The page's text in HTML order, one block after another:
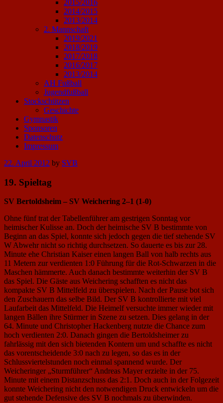
2015/2016
2014/2015
2013/2014
2. Mannschaft
2019/2021
2018/2019
2017/2018
2016/2017
2013/2014
AH Fußball
Jugendfußball
Stockschützen
Geschichte
Gymnastik
Sponsoren
Datenschutz
Impressum
Posted
22. April 2012 by SVB
19. Spieltag
SV Bertoldsheim – SV Weichering 2–1 (1-0)
Ohne fünf trat der Tabellenführer am gestrigen Sonntag vor
heimischer Kulisse an. Doch der heimische SV B bestimmte von
Beginn an das Spiel, konnte sich jedoch gegen die tief stehende SV
W Abwehr nicht so richtig durchsetzen. So dauerte es bis zur 28.
Minute ehe Christian Kaiser einen langen Ball von halb rechts aus
11 Metern zur verdienten 1:0 Führung für die Rot-Schwarzen in die
Maschen hämmerte. Auch danach bestimmte weiterhin der SV B
das Spiel. Die Gäste aus Weichering schafften es nicht das
kompakte SV B Mittelfeld zu überspielen. Nach der Pause bot sich
den Zuschauern das selbe Bild. Der SV B kontrollierte mit viel
Laufarbeit das Mittelfeld. Die Heimelf versuchte immer wieder mit
langen Bällen ihre Stürmer in Szene zu setzen. Dies gelang in der
64. Minute und Christopher Hackenberg nutzte die Chance zum
hoch verdienten 2:0. Danach gingen die Bertoldsheimer zu
fahrlässig mit den sich bietenden Kontern um und schaffte es nicht
das vorentscheidende 3:0 nach zu legen, so das es in der
Schlussviertelstunden noch einmal spannend wurde. Der
Weicheringer „Sturmführer“ Andreas Mayer erzielte in der 75.
Minute mit einem Distanzschuss das 2:1. Doch auch in der Folgezeit
konnte Weichering nicht den notwendigen Druck entwickeln um die
gut stehende Defensive des SV B nochmals zu überwinden.